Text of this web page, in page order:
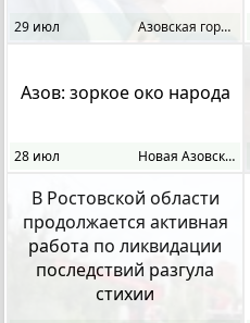
29 июл Азовская городская Д
Азов: зоркое око народа
28 июл Новая Азовская Газет
В Ростовской области
продолжается активная
работа по ликвидации
последствий разгула
стихии